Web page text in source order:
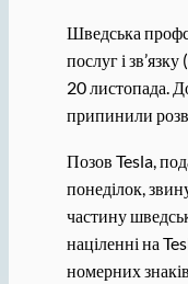
Шведська
послуг і
20 листопада.
припинили
Позов Tesla,
понеділок,
частину
націленні на
номерних